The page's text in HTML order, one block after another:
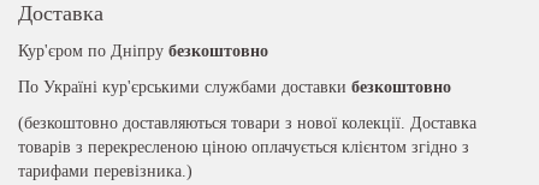
Доставка
Кур'єром по Дніпру безкоштовно
По Україні кур'єрськими службами доставки безкоштовно
(безкоштовно доставляються товари з нової колекції. Доставка
товарів з перекресленою ціною оплачується клієнтом згідно з
тарифами перевізника.)